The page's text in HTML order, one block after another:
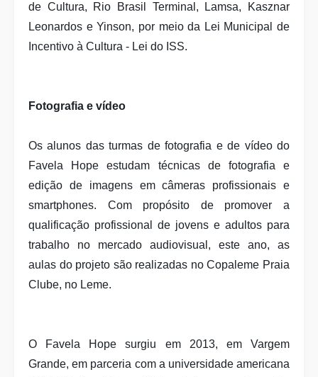
de Cultura, Rio Brasil Terminal, Lamsa, Kasznar
Leonardos e Yinson, por meio da Lei Municipal de
Incentivo à Cultura - Lei do ISS.
Fotografia e vídeo
Os alunos das turmas de fotografia e de vídeo do
Favela Hope estudam técnicas de fotografia e
edição de imagens em câmeras profissionais e
smartphones. Com propósito de promover a
qualificação profissional de jovens e adultos para
trabalho no mercado audiovisual, este ano, as
aulas do projeto são realizadas no Copaleme Praia
Clube, no Leme.
O Favela Hope surgiu em 2013, em Vargem
Grande, em parceria com a universidade americana